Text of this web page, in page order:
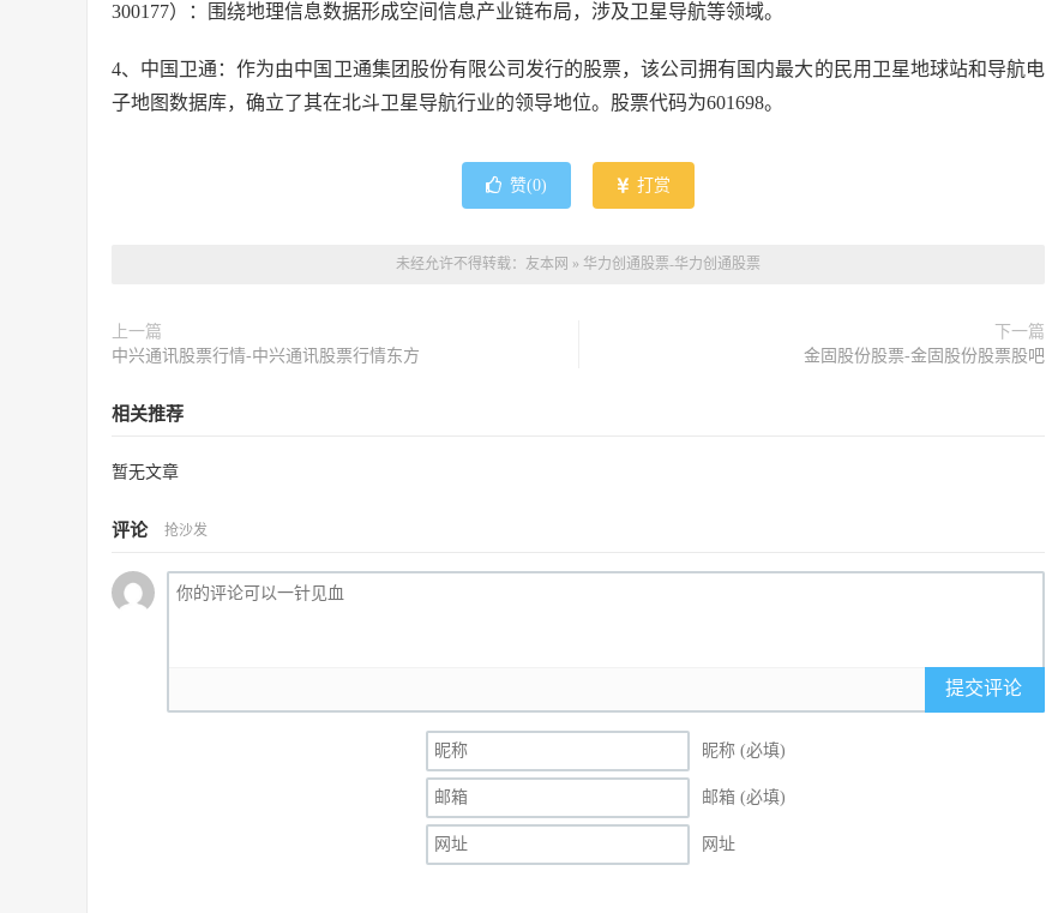
300177）：围绕地理信息数据形成空间信息产业链布局，涉及卫星导航等领域。
4、中国卫通：作为由中国卫通集团股份有限公司发行的股票，该公司拥有国内最大的民用卫星地球站和导航电
子地图数据库，确立了其在北斗卫星导航行业的领导地位。股票代码为601698。
赞(0) 打赏
未经允许不得转载： 友本网 » 华力创通股票-华力创通股票
上一篇
中兴通讯股票行情-中兴通讯股票行情东方
下一篇
金固股份股票-金固股份股票股吧
相关推荐
暂无文章
评论 抢沙发
提交评论
昵称 (必填)
邮箱 (必填)
网址